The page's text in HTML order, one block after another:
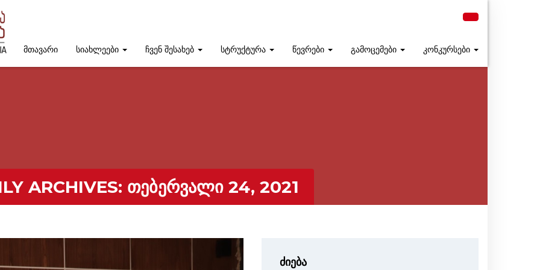
მთავარი სიახლეები ჩვენ შესახებ სტრუქტურა წევრები გამოცემები კონკურსები
ARCHIVES: ᲗᲔᲑᲔᲠᲕᲐᲚᲘ 24, 2021
ძიება